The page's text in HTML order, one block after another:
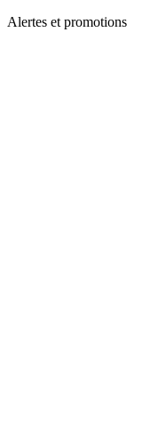
Alertes et promotions